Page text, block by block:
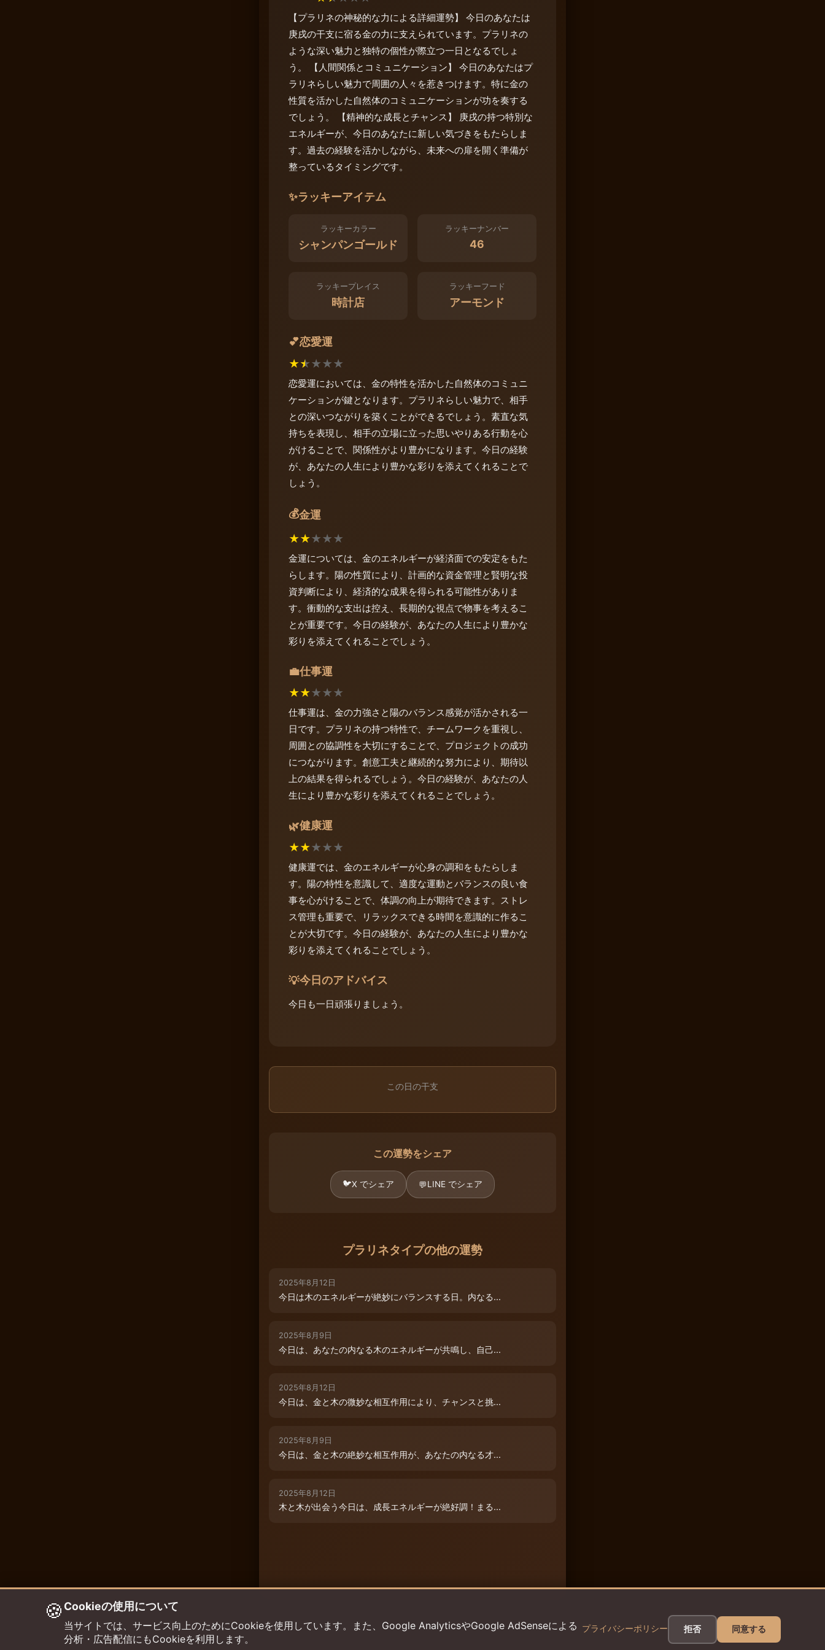
【プラリネの神秘的な力による詳細運勢】 今日のあなたは
庚戌の干支に宿る金の力に支えられています。プラリネの
ような深い魅力と独特の個性が際立つ一日となるでしょ
う。 【人間関係とコミュニケーション】 今日のあなたはプ
ラリネらしい魅力で周囲の人々を惹きつけます。特に金の
性質を活かした自然体のコミュニケーションが功を奏する
でしょう。 【精神的な成長とチャンス】 庚戌の持つ特別な
エネルギーが、今日のあなたに新しい気づきをもたらしま
す。過去の経験を活かしながら、未来への扉を開く準備が
整っているタイミングです。
✨ラッキーアイテム
ラッキーカラー
シャンパンゴールド
ラッキーナンバー
46
ラッキープレイス
時計店
ラッキーフード
アーモンド
💕恋愛運
★★★★★
恋愛運においては、金の特性を活かした自然体のコミュニ
ケーションが鍵となります。プラリネらしい魅力で、相手
との深いつながりを築くことができるでしょう。素直な気
持ちを表現し、相手の立場に立った思いやりある行動を心
がけることで、関係性がより豊かになります。今日の経験
が、あなたの人生により豊かな彩りを添えてくれることで
しょう。
💰金運
★★★★★
金運については、金のエネルギーが経済面での安定をもた
らします。陽の性質により、計画的な資金管理と賢明な投
資判断により、経済的な成果を得られる可能性がありま
す。衝動的な支出は控え、長期的な視点で物事を考えるこ
とが重要です。今日の経験が、あなたの人生により豊かな
彩りを添えてくれることでしょう。
💼仕事運
★★★★★
仕事運は、金の力強さと陽のバランス感覚が活かされる一
日です。プラリネの持つ特性で、チームワークを重視し、
周囲との協調性を大切にすることで、プロジェクトの成功
につながります。創意工夫と継続的な努力により、期待以
上の結果を得られるでしょう。今日の経験が、あなたの人
生により豊かな彩りを添えてくれることでしょう。
🌿健康運
★★★★★
健康運では、金のエネルギーが心身の調和をもたらしま
す。陽の特性を意識して、適度な運動とバランスの良い食
事を心がけることで、体調の向上が期待できます。ストレ
ス管理も重要で、リラックスできる時間を意識的に作るこ
とが大切です。今日の経験が、あなたの人生により豊かな
彩りを添えてくれることでしょう。
💡今日のアドバイス
今日も一日頑張りましょう。
この日の干支
この運勢をシェア
🐦X でシェア 💬LINE でシェア
プラリネタイプの他の運勢
2025年8月12日
今日は木のエネルギーが絶妙にバランスする日。内なる...
2025年8月9日
今日は、あなたの内なる木のエネルギーが共鳴し、自己...
2025年8月12日
今日は、金と木の微妙な相互作用により、チャンスと挑...
2025年8月9日
今日は、金と木の絶妙な相互作用が、あなたの内なる才...
2025年8月12日
木と木が出会う今日は、成長エネルギーが絶好調！まる...
🍪 Cookieの使用について
当サイトでは、サービス向上のためにCookieを使用しています。また、Google AnalyticsやGoogle AdSenseによる
分析・広告配信にもCookieを利用します。
プライバシーポリシー 拒否 同意する